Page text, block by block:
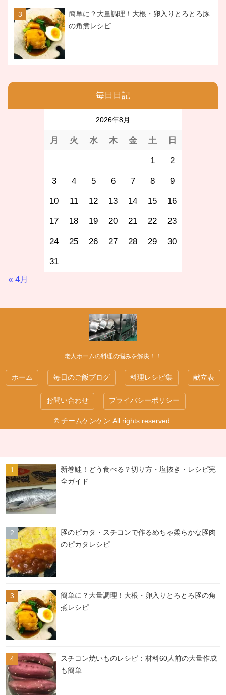
簡単に？大量調理！大根・卵入りとろとろ豚
の角煮レシピ
毎日日記
2026年8月
月 火 水 木 金 土 日
1 2
3 4 5 6 7 8 9
10 11 12 13 14 15 16
17 18 19 20 21 22 23
24 25 26 27 28 29 30
31
« 4月
老人ホームの料理の悩みを解決！！
ホーム 毎日のご飯ブログ 料理レシピ集 献立表
お問い合わせ プライバシーポリシー
© チームケンケン All rights reserved.
新巻鮭！どう食べる？切り方・塩抜き・レシピ完
全ガイド
豚のピカタ・スチコンで作るめちゃ柔らかな豚肉
のピカタレシピ
簡単に？大量調理！大根・卵入りとろとろ豚の角
煮レシピ
スチコン焼いものレシピ：材料60人前の大量作成
も簡単